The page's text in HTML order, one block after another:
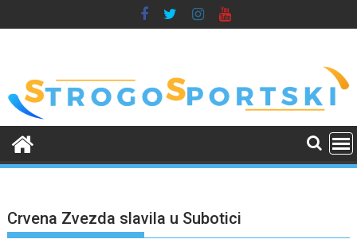
to
Crvena Zvezda slavila u Subotici